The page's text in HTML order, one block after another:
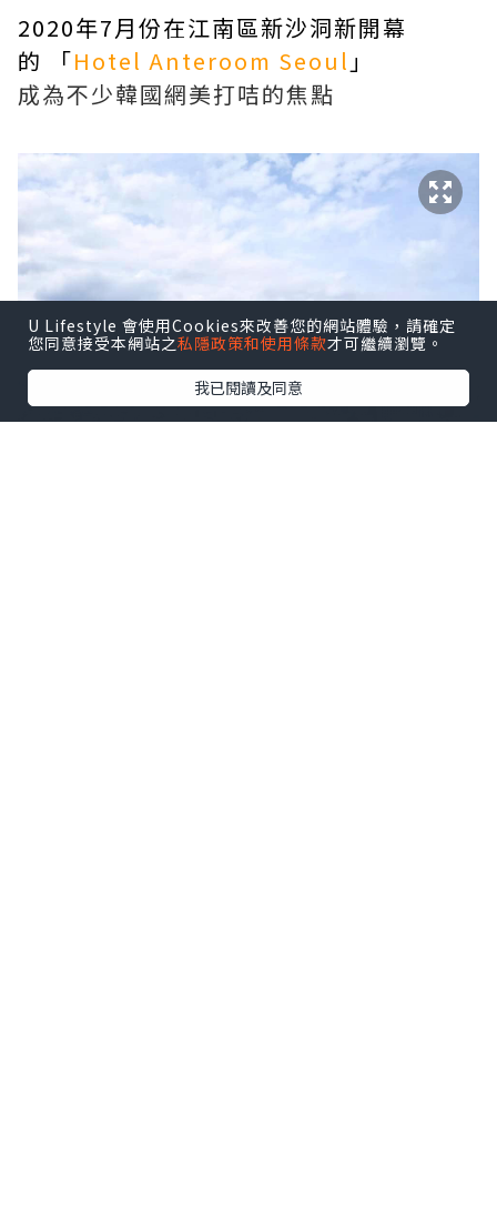
2020年7月份在江南區新沙洞新開幕
的 「Hotel Anteroom Seoul 」
成為不少韓國網美打咭的焦點
U Lifestyle 會使用Cookies來改善您的網站體驗，請確定
您同意接受本網站之私隱政策和使用條款才可繼續瀏覽。
我已閱讀及同意